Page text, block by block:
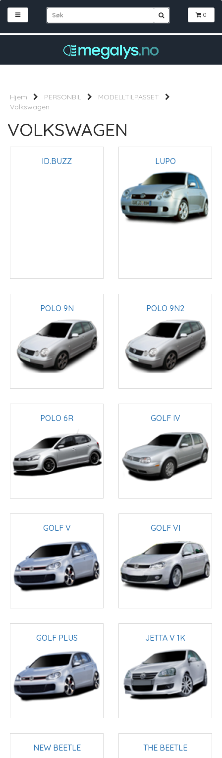
0
Hjem PERSONBIL
MODELLTILPASSET
Volkswagen
VOLKSWAGEN
ID.BUZZ LUPO
POLO 9N POLO 9N2
POLO 6R GOLF IV
GOLF V GOLF VI
GOLF PLUS JETTA V 1K
NEW BEETLE THE BEETLE